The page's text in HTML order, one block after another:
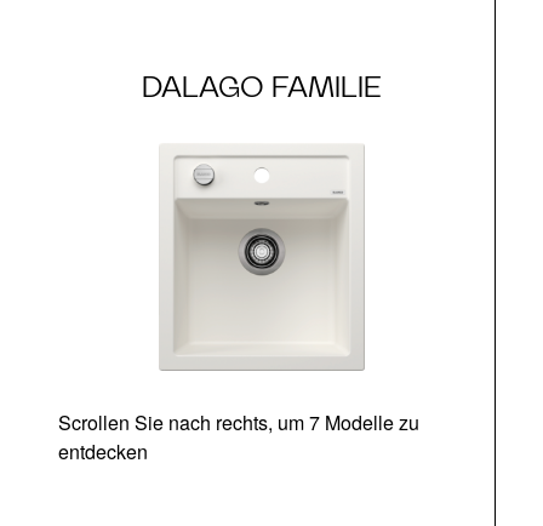
DALAGO FAMILIE
Scrollen Sie nach rechts, um 7 Modelle zu
entdecken